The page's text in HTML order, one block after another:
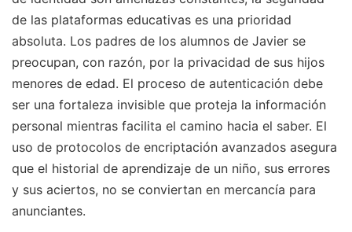
de las plataformas educativas es una prioridad
absoluta. Los padres de los alumnos de Javier se
preocupan, con razón, por la privacidad de sus hijos
menores de edad. El proceso de autenticación debe
ser una fortaleza invisible que proteja la información
personal mientras facilita el camino hacia el saber. El
uso de protocolos de encriptación avanzados asegura
que el historial de aprendizaje de un niño, sus errores
y sus aciertos, no se conviertan en mercancía para
anunciantes.